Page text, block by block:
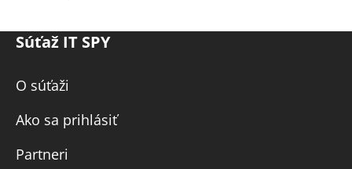
Súťaž IT SPY
O súťaži
Ako sa prihlásiť
Partneri